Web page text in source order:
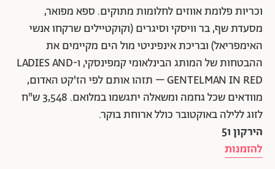
וכריות פלומת אווזים לחלומות מתוקים. ספא מפואר,
מסעדת שף, בר וויסקי וסיגרים (וקוקטיילים שרקחו אנשי
האימפריאל) ובריכת אינפיניטי מול הים מקיימים את
ההבטחות של המותג הבינלאומי קמפינסקי, ו-LADIES AND
GENTELMAN IN RED – תזהו אותם לפי הז'קט האדום,
מוודאים שכל גחמה ומשאלה יתגשמו במלואם. 3,548 ש"ח
לזוג ללילה באוקטובר כולל ארוחת בוקר.
הירקון 51
להזמנות